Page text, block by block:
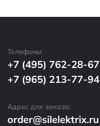
Телефоны:
+7 (495) 762-28-67
+7 (965) 213-77-94
Адрес для заказа:
order@silelektrix.ru